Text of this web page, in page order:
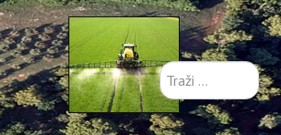
Traži
...